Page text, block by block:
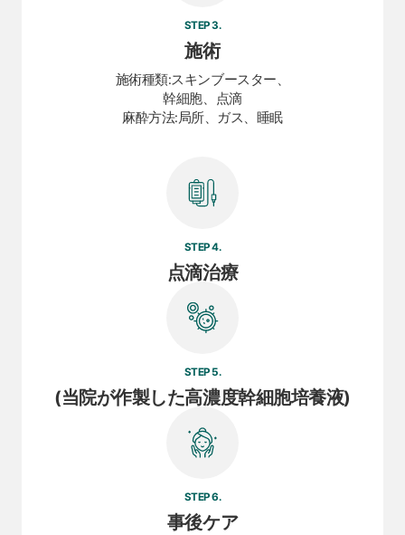
STEP 3.
施術
施術種類:スキンブースター、
幹細胞、点滴
麻酔方法:局所、ガス、睡眠
STEP 4.
点滴治療
STEP 5.
(当院が作製した高濃度幹細胞培養液)
STEP 6.
事後ケア